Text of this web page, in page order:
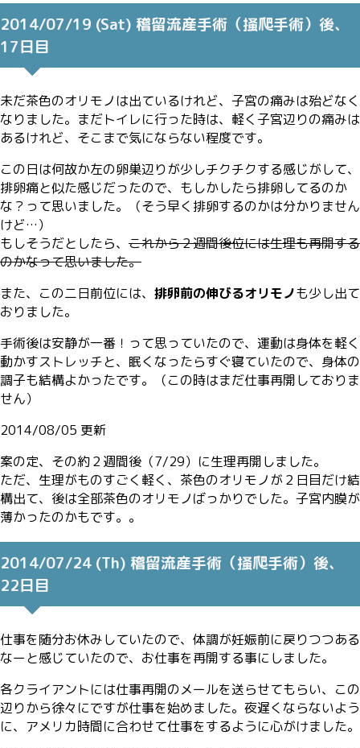
2014/07/19 (Sat) 稽留流産手術（掻爬手術）後、
17日目
未だ茶色のオリモノは出ているけれど、子宮の痛みは殆どなく
なりました。まだトイレに行った時は、軽く子宮辺りの痛みは
あるけれど、そこまで気にならない程度です。
この日は何故か左の卵巣辺りが少しチクチクする感じがして、
排卵痛と似た感じだったので、もしかしたら排卵してるのか
な？って思いました。（そう早く排卵するのかは分かりません
けど…）
もしそうだとしたら、 これから２週間後位には生理も再開する
のかなって思いました。
また、この二日前位には、 排卵前の伸びるオリモノも少し出て
おりました。
手術後は安静が一番！って思っていたので、運動は身体を軽く
動かすストレッチと、眠くなったらすぐ寝ていたので、身体の
調子も結構よかったです。（この時はまだ仕事再開しておりま
せん）
2014/08/05 更新
案の定、その約２週間後（7/29）に生理再開しました。
ただ、生理がものすごく軽く、茶色のオリモノが２日目だけ結
構出て、後は全部茶色のオリモノばっかりでした。子宮内膜が
薄かったのかもです。。
2014/07/24 (Th) 稽留流産手術（掻爬手術）後、
22日目
仕事を随分お休みしていたので、体調が妊娠前に戻りつつある
なーと感じていたので、お仕事を再開する事にしました。
各クライアントには仕事再開のメールを送らせてもらい、この
辺りから徐々にですが仕事を始めました。夜遅くならないよう
に、アメリカ時間に合わせて仕事をするように心がけました。